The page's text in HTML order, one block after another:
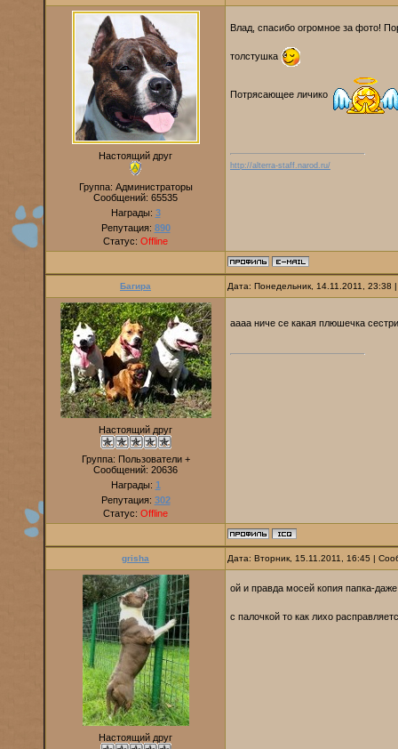
Настоящий друг
Группа: Администраторы
Сообщений: 65535
Награды: 3
Репутация: 890
Статус: Offline
Влад, спасибо огромное за фото!
толстушка
Потрясающее личико
http://alterra-staff.narod.ru/
Багира Дата: Понедельник, 14.11.2011,
Настоящий друг
Группа: Пользователи +
Сообщений: 20636
Награды: 1
Репутация: 302
Статус: Offline
аааа ниче се какая плюшечка
grisha Дата: Вторник, 15.11.2011, 16:45 |
Настоящий друг
ой и правда мосей копия папка-
с палочкой то как лихо